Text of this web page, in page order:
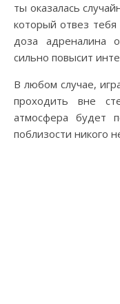
ты оказалась
который отвез тебя
доза адреналина
сильно повысит
В любом случае,
проходить вне
атмосфера будет
поблизости никого